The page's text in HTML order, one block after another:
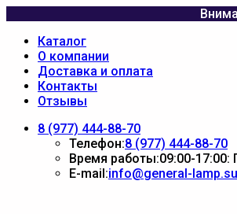
Каталог
О компании
Доставка и оплата
Контакты
Отзывы
8 (977) 444-88-70
Телефон:8 (977) 444-88-70
Время работы:09:00-17:00:
E-mail:info@general-lamp.su